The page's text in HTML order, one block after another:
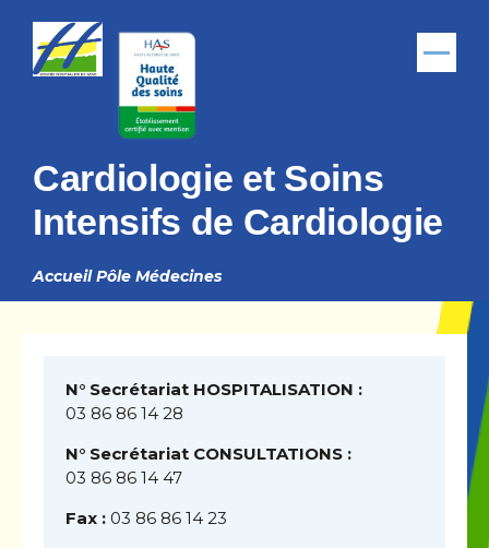
Menu
Cardiologie et Soins
Intensifs de Cardiologie
Fil
Accueil Pôle Médecines
N° Secrétariat HOSPITALISATION :
03 86 86 14 28
N° Secrétariat CONSULTATIONS :
03 86 86 14 47
Fax : 03 86 86 14 23